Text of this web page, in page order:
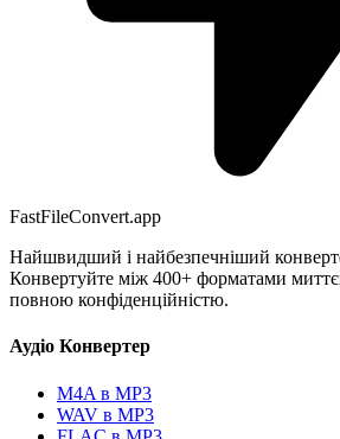
FastFileConvert.app
Найшвидший і найбезпечніший
Конвертуйте між 400+ форматами
повною конфіденційністю.
Аудіо Конвертер
M4A в MP3
WAV в MP3